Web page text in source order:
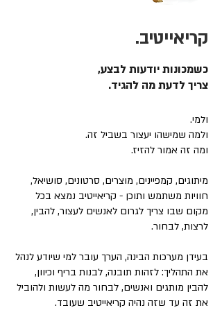
קריאייטיב.
כשמכונות יודעות לבצע,
צריך לדעת מה להגיד.
ולמי.
ולמה שמישהו יעצור בשביל זה.
ומה זה אמור להזיז.
מיתוגים, קמפיינים, מוצרים, סרטונים, סושיאל,
חוויות משתמש ותוכן - קריאייטיב נמצא בכל
מקום שבו צריך לגרום לאנשים לעצור, להבין,
לרצות, לבחור.
בעידן מערכות הבינה, הערך עובר למי שיודע לנהל
את התהליך: לזהות תובנה, לבנות בריף וכיוון,
להבין מותגים ואנשים, לבחור מה לעשות ולהוביל
את זה עד שזה נהיה קריאייטיב שעובד.